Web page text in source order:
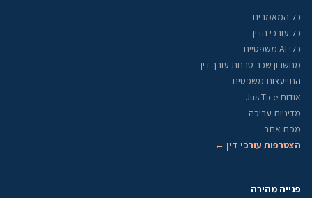
כל המאמרים
כל עורכי הדין
כלי AI משפטיים
מחשבון שכר טרחת עורך דין
התייעצות משפטית
אודות Jus-Tice
מדיניות עריכה
מפת אתר
הצטרפות עורכי דין ←
פנייה מהירה